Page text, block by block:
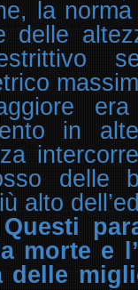
la
delle
in
delle
alto
Questi
morte e
delle